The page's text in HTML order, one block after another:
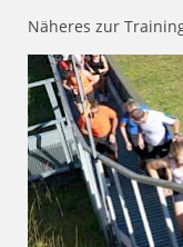
Näheres zur